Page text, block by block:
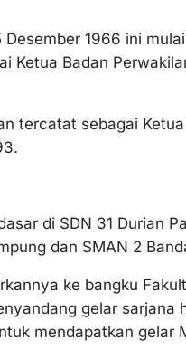
1966 ini
Ketua Badan
tercatat sebagai
di SDN 31 Durian
dan SMAN 2
ke bangku
gelar
mendapatkan gelar